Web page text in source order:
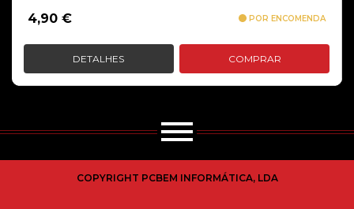
4,90 € POR ENCOMENDA
DETALHES COMPRAR
COPYRIGHT PCBEM INFORMÁTICA, LDA